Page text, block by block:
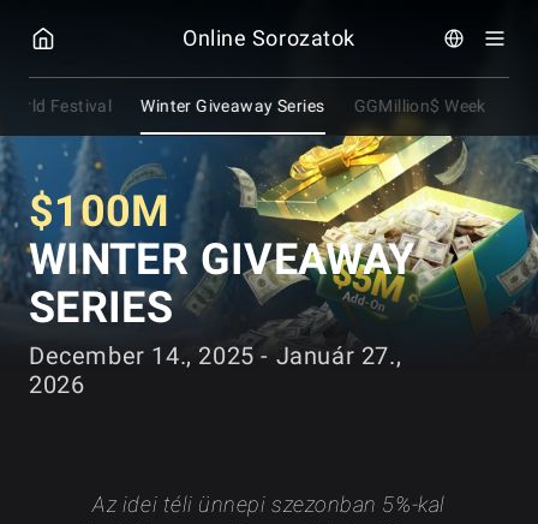
Online Sorozatok
Festival Winter Giveaway Series GGMillion$ Week
$100M
WINTER GIVEAWAY
SERIES
December 14., 2025 - Január 27.,
2026
Az idei téli ünnepi szezonban 5%-kal